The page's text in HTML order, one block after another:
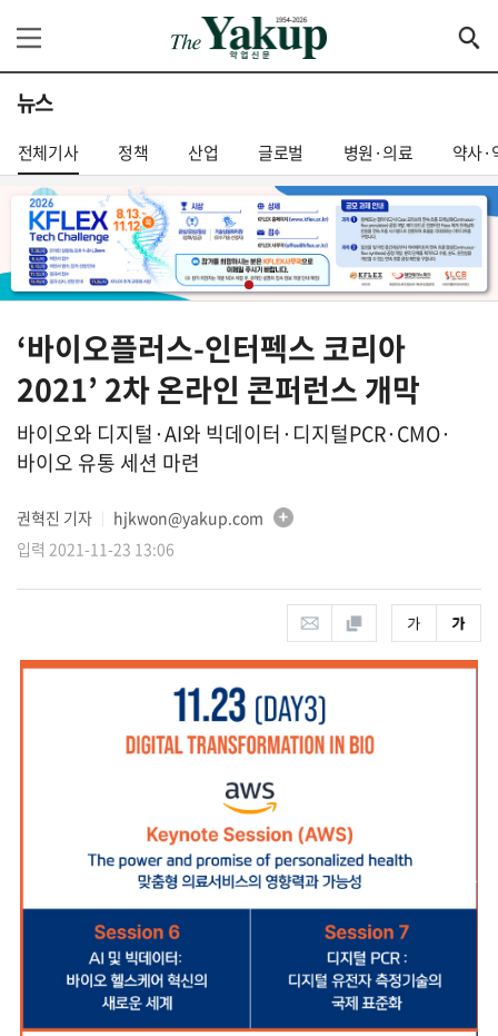
뉴스
전체기사 정책 산업 글로벌 병원·의료 약사·
‘바이오플러스-인터펙스 코리아
2021’ 2차 온라인 콘퍼런스 개막
바이오와 디지털·AI와 빅데이터·디지털PCR·CMO·
바이오 유통 세션 마련
권혁진 기자
hjkwon@yakup.com
입력 2021-11-23 13:06